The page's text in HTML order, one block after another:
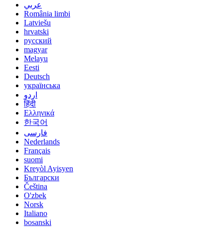
عربي
România limbi
Latviešu
hrvatski
русский
magyar
Melayu
Eesti
Deutsch
українська
اردو
हिंदी
Ελληνικά
한국어
فارسی
Nederlands
Français
suomi
Kreyòl Ayisyen
Български
Čeština
O'zbek
Norsk
Italiano
bosanski